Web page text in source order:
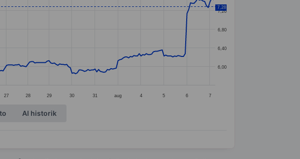
27 28 29 30 31 aug 4 5 6 7
6,00
6,40
6,80
7,20
7,28
Al historik